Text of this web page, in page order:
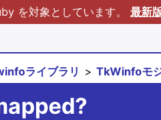
を対象としています。 最新
ライブラリ TkWinfoモ